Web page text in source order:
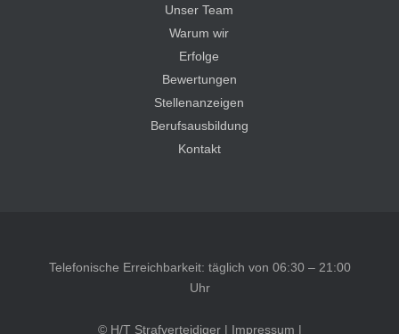
Unser Team
Warum wir
Erfolge
Bewertungen
Stellenanzeigen
Berufsausbildung
Kontakt
Telefonische Erreichbarkeit: täglich von 06:30 – 21:00
Uhr
© H/T Strafverteidiger | Impressum |